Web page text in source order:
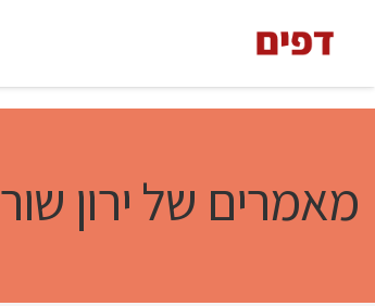
מאמרים של ירון שור